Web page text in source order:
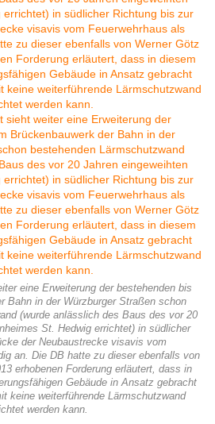
eine Erweiterung der bestehenden bis
Bahn in der Würzburger Straßen schon
(wurde anlässlich des Baus des vor 20
St. Hedwig errichtet) in südlicher
der Neubaustrecke visavis vom
an. Die DB hatte zu dieser ebenfalls von
erhobenen Forderung erläutert, dass in
Gebäude in Ansatz gebracht
keine weiterführende Lärmschutzwand
werden kann.